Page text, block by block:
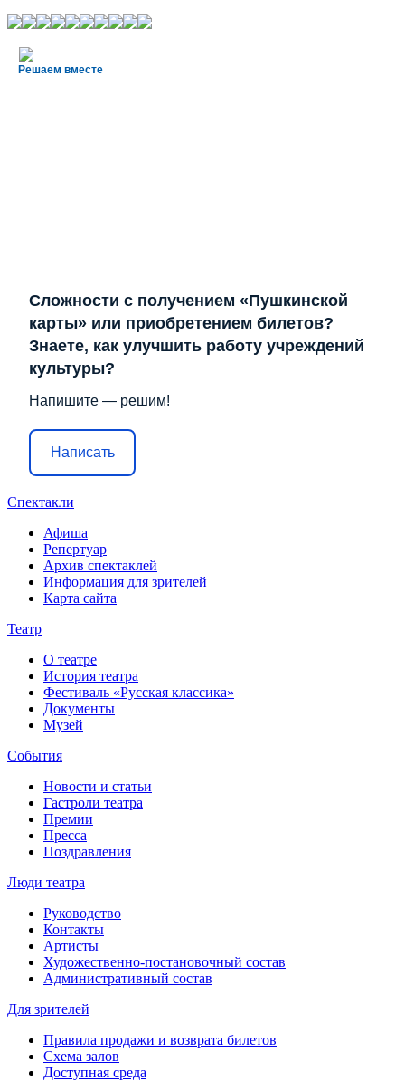
Решаем вместе
Сложности с получением «Пушкинской
карты» или приобретением билетов?
Знаете, как улучшить работу учреждений
культуры?
Напишите — решим!
Написать
Спектакли
Афиша
Репертуар
Архив спектаклей
Информация для зрителей
Карта сайта
Театр
О театре
История театра
Фестиваль «Русская классика»
Документы
Музей
События
Новости и статьи
Гастроли театра
Премии
Пресса
Поздравления
Люди театра
Руководство
Контакты
Артисты
Художественно-постановочный состав
Административный состав
Для зрителей
Правила продажи и возврата билетов
Схема залов
Доступная среда